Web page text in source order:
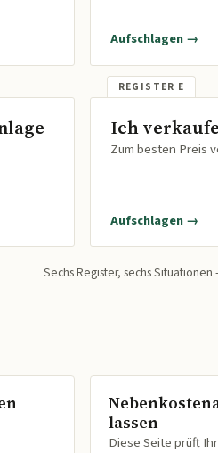
Aufschlagen →
Ich verkaufe
Zum besten Preis
Aufschlagen →
Sechs Register, sechs
lassen
Diese Seite prüft